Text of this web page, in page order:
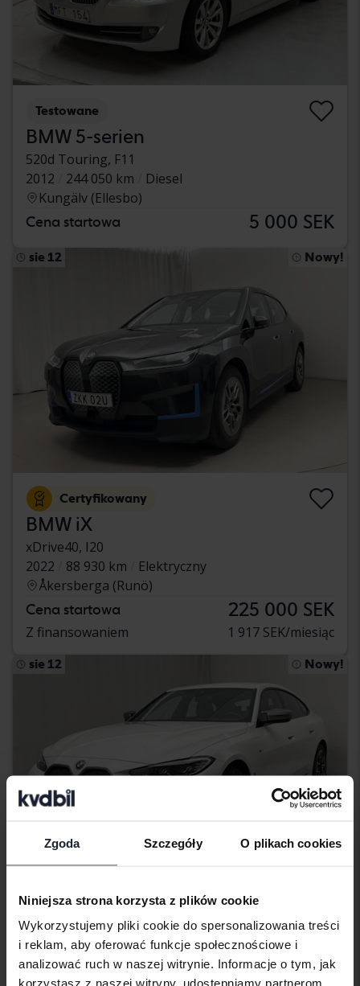
Zgoda Szczegóły O plikach cookies
Niniejsza strona korzysta z plików cookie
Wykorzystujemy pliki cookie do spersonalizowania treści
i reklam, aby oferować funkcje społecznościowe i
analizować ruch w naszej witrynie. Informacje o tym, jak
korzystasz z naszej witryny, udostępniamy partnerom
Testowane
BMW 5-serien
520d Touring, F11
2012
244 050 km
Diesel
Kungälv (Ellesbo)
Cena startowa 5 000 SEK
sie 12 Nowy!
Certyfikowany
BMW iX
xDrive40, I20
2022
88 930 km
Elektryczny
Åkersberga (Runö)
Cena startowa 225 000 SEK
Z finansowaniem 1 917 SEK/miesiąc
sie 12 Nowy!
Certyfikowany
BMW i4
M50 xDrive, G26
2024
45 130 km
Elektryczny